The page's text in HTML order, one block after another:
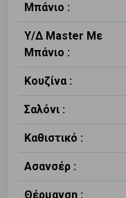
Μπάνιο :
Υ/Δ Master Με
Μπάνιο :
Κουζίνα :
Σαλόνι :
Καθιστικό :
Ασανσέρ :
Θέρμανση :